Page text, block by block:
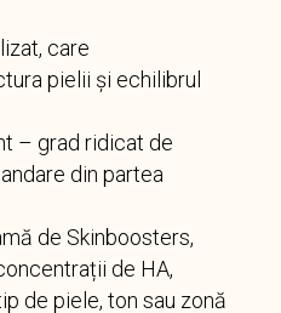
care
pielii și echilibrul
– grad ridicat de
din partea
de Skinboosters,
de HA,
de piele, ton sau zonă